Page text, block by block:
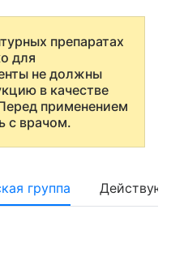
препаратах
для
не должны
в качестве
применением
с врачом.
группа